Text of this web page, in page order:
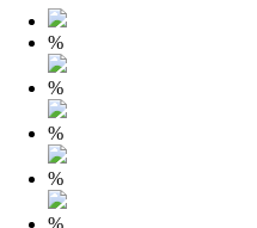
%
%
%
%